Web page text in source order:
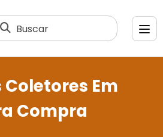
Buscar
Coletores Em
Compra